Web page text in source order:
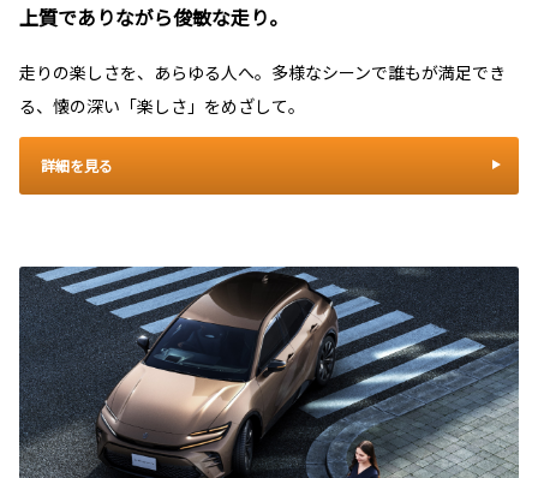
上質でありながら俊敏な走り。
走りの楽しさを、あらゆる人へ。多様なシーンで誰もが満足でき
る、懐の深い「楽しさ」をめざして。
詳細を見る